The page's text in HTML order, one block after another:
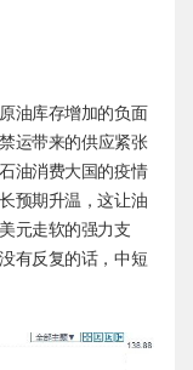
油库存增加的负面
运带来的供应紧张
油消费大国的疫情
预期升温，这让油
元走软的强力支
有反复的话，中短